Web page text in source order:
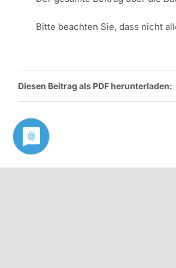
Bitte beachten Sie, dass nicht
Diesen Beitrag als PDF herunterladen: